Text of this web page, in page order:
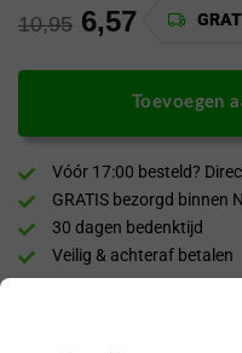
10,95 6,57
Toevoegen
Vóór 17:00 besteld?
GRATIS bezorgd binnen
30 dagen bedenktijd
Veilig & achteraf betalen